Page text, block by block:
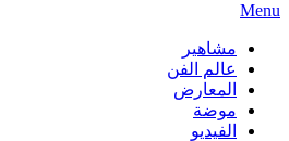
Menu
مشاهير
عالم الفن
المعارض
موضة
الفيديو